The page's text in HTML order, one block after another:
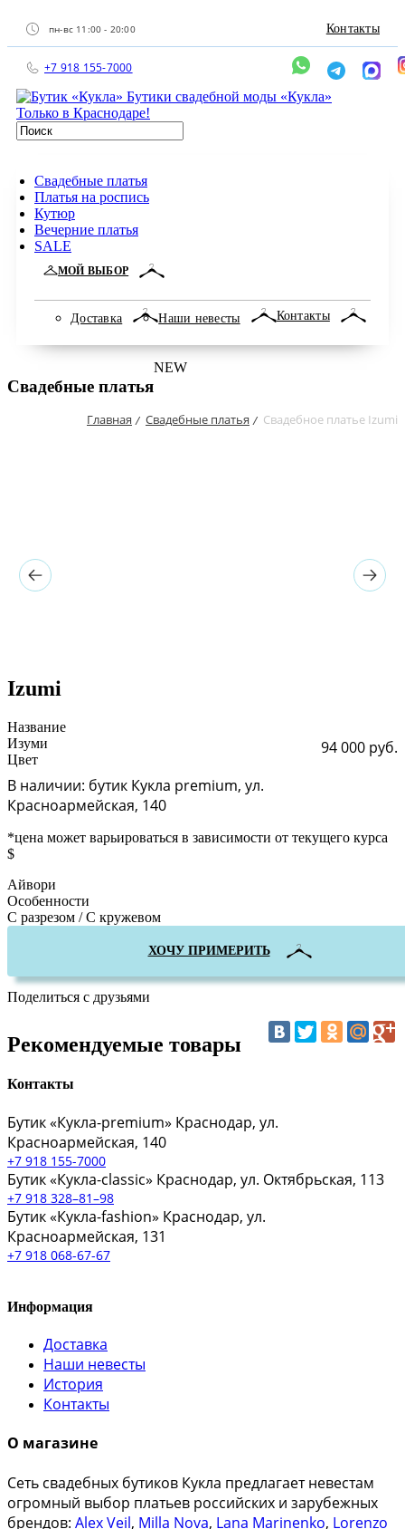
пн-вс 11:00 - 20:00 Контакты
+7 918 155-7000
Бутики свадебной моды «Кукла»
Только в Краснодаре!
Свадебные платья
Платья на роспись
Кутюр
Вечерние платья
SALE
МОЙ ВЫБОР
Доставка Наши невесты Контакты
Свадебные платья
Главная / Свадебные платья / Свадебное платье Izumi
NEW
Izumi
94 000 руб.
В наличии: бутик Кукла premium, ул.
Красноармейская, 140
*цена может варьироваться в зависимости от текущего курса
$
Название
Изуми
Цвет
Айвори
Особенности
С разрезом / С кружевом
ХОЧУ ПРИМЕРИТЬ
Поделиться с друзьями
Рекомендуемые товары
Контакты
Бутик «Кукла-premium» Краснодар, ул.
Красноармейская, 140
+7 918 155-7000
Бутик «Кукла-classic» Краснодар, ул. Октябрьская, 113
+7 918 328–81–98
Бутик «Кукла-fashion» Краснодар, ул.
Красноармейская, 131
+7 918 068-67-67
Информация
Доставка
Наши невесты
История
Контакты
О магазине
Сеть свадебных бутиков Кукла предлагает невестам
огромный выбор платьев российских и зарубежных
брендов: Alex Veil, Milla Nova, Lana Marinenko, Lorenzo